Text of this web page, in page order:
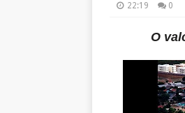
22:19 0
O